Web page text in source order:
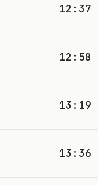
12:37
12:58
13:19
13:36